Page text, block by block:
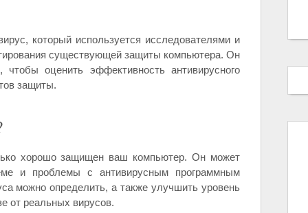
который используется исследователями и
существующей защиты компьютера. Он
чтобы оценить эффективность антивирусного
защиты.
хорошо защищен ваш компьютер. Он может
и проблемы с антивирусным программным
можно определить, а также улучшить уровень
от реальных вирусов.